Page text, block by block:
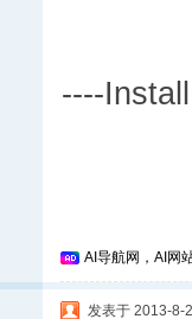
----
AI导航网，AI网
发表于 2013-8-